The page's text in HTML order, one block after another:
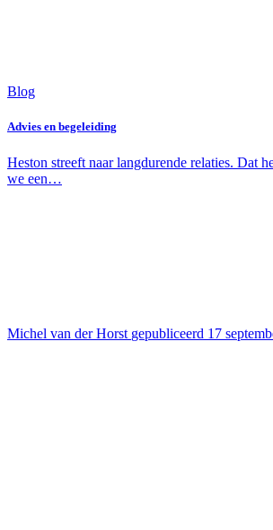
Blog
Advies en begeleiding
Heston streeft naar langdurende relaties. Dat
we een…
Michel van der Horst gepubliceerd 17